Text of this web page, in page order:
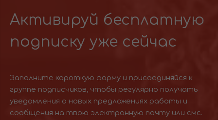
Активируй бесплатную
подписку уже сейчас
Заполните короткую форму и присоединяйся к
группе подписчиков, чтобы регулярно получать
уведомления о новых предложениях работы и
сообщения на твою электронную почту или смс.